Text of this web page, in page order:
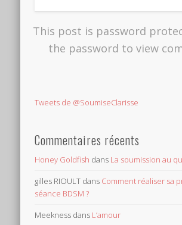
This post is password
the password to view
Tweets de @SoumiseClarisse
Commentaires récents
Honey Goldfish dans La soumission au
gilles RIOULT dans Comment réaliser sa
séance BDSM ?
Meekness dans L’amour